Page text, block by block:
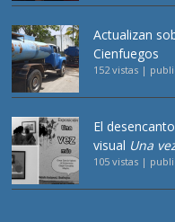
Actualizan
Cienfuegos
152 vistas |
El
visual Una
105 vistas |